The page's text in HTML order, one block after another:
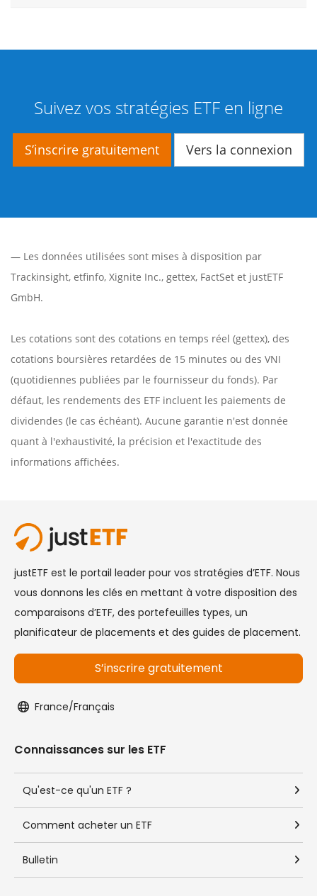
Suivez vos stratégies ETF en ligne
S’inscrire gratuitement Vers la connexion
— Les données utilisées sont mises à disposition par
Trackinsight, etfinfo, Xignite Inc., gettex, FactSet et justETF
GmbH.
Les cotations sont des cotations en temps réel (gettex), des
cotations boursières retardées de 15 minutes ou des VNI
(quotidiennes publiées par le fournisseur du fonds). Par
défaut, les rendements des ETF incluent les paiements de
dividendes (le cas échéant). Aucune garantie n'est donnée
quant à l'exhaustivité, la précision et l'exactitude des
informations affichées.